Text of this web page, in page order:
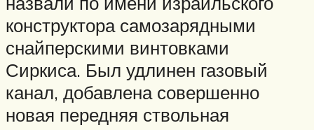
конструктора самозарядными
снайперскими винтовками
Сиркиса. Был удлинен газовый
канал, добавлена совершенно
новая передняя ствольная